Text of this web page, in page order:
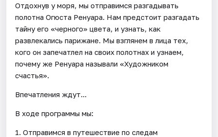
Отдохнув у моря, мы отправимся разгадывать
полотна Огюста Ренуара. Нам предстоит разгадать
тайну его «черного» цвета, и узнать, как
развлекались парижане. Мы взглянем в лица тех,
кого он запечатлел на своих полотнах и узнаем,
почему же Ренуара называли «Художником
счастья».
Впечатления ждут...
В ходе программы мы:
1. Отправимся в путешествие по следам